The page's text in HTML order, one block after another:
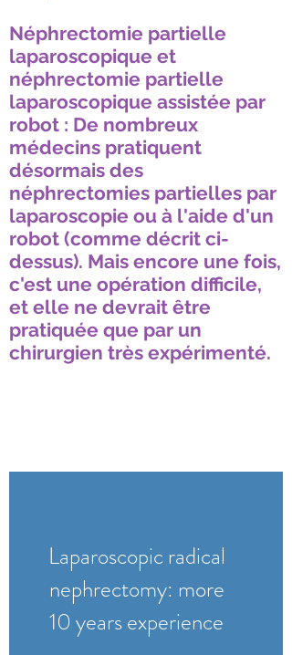
Néphrectomie partielle
laparoscopique et
néphrectomie partielle
laparoscopique assistée par
robot : De nombreux
médecins pratiquent
désormais des
néphrectomies partielles par
laparoscopie ou à l'aide d'un
robot (comme décrit ci-
dessus). Mais encore une fois,
c'est une opération difficile,
et elle ne devrait être
pratiquée que par un
chirurgien très expérimenté.
Laparoscopic radical
nephrectomy: more
10 years experience